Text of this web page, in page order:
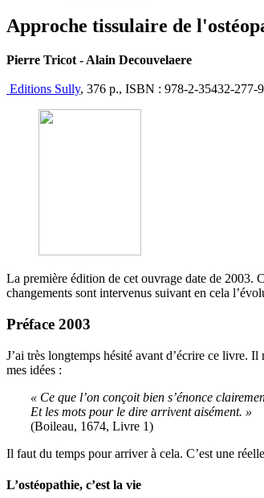
Approche tissulaire de
Pierre Tricot - Alain Decouvelaere
Editions Sully, 376 p., ISBN : 978-2-35432-277-9
La première édition de cet ouvrage date de 2003.
changements sont intervenus suivant en cela
Préface 2003
J’ai très longtemps hésité avant d’écrire ce livre.
mes idées :
« Ce que l’on conçoit bien s’énonce
Et les mots pour le dire arrivent aisément. »
(Boileau, 1674, Livre 1)
Il faut du temps pour arriver à cela. C’est une
L’ostéopathie, c’est la vie